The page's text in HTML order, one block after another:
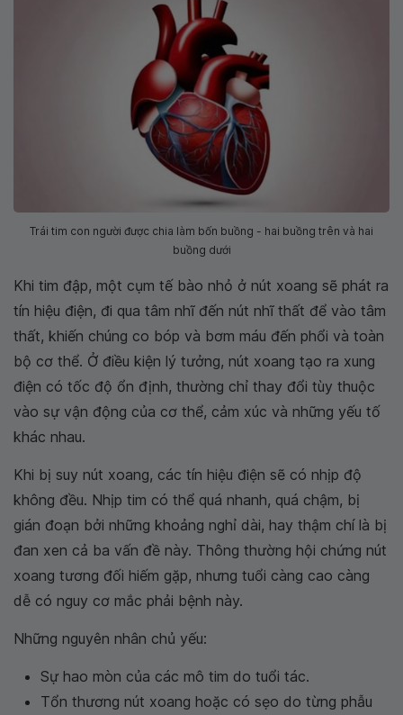
Trái tim con người được chia làm bốn buồng - hai buồng trên và hai
buồng dưới
Khi tim đập, một cụm tế bào nhỏ ở nút xoang sẽ phát ra
tín hiệu điện, đi qua tâm nhĩ đến nút nhĩ thất để vào tâm
thất, khiến chúng co bóp và bơm máu đến phổi và toàn
bộ cơ thể. Ở điều kiện lý tưởng, nút xoang tạo ra xung
điện có tốc độ ổn định, thường chỉ thay đổi tùy thuộc
vào sự vận động của cơ thể, cảm xúc và những yếu tố
khác nhau.
Khi bị suy nút xoang, các tín hiệu điện sẽ có nhịp độ
không đều. Nhịp tim có thể quá nhanh, quá chậm, bị
gián đoạn bởi những khoảng nghỉ dài, hay thậm chí là bị
đan xen cả ba vấn đề này. Thông thường hội chứng nút
xoang tương đối hiếm gặp, nhưng tuổi càng cao càng
dễ có nguy cơ mắc phải bệnh này.
Những nguyên nhân chủ yếu:
Sự hao mòn của các mô tim do tuổi tác.
Tổn thương nút xoang hoặc có sẹo do từng phẫu